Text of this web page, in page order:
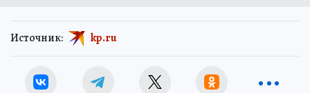
Источник: kp.ru